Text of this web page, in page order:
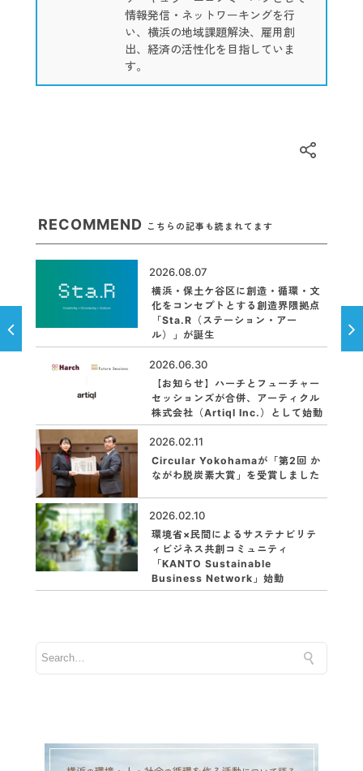
情報発信・ネットワーキングを行
い、横浜の地域課題解決、雇用創
出、経済の活性化を目指していま
す。
RECOMMEND こちらの記事も読まれてます
2026.08.07
横浜・保土ケ谷区に創造・循環・文
化をコンセプトとする創造界隈拠点
「Sta.R（ステーション・アー
ル）」が誕生
2026.06.30
【お知らせ】ハーチとフューチャー
セッションズが合併、アーティクル
株式会社（Artiql Inc.）として始動
2026.02.11
Circular Yokohamaが「第2回 か
ながわ脱炭素大賞」を受賞しました
2026.02.10
環境省×民間によるサステナビリテ
ィビジネス共創コミュニティ
「KANTO Sustainable
Business Network」始動